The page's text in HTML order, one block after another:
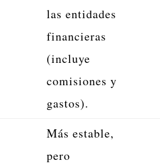
las entidades
financieras
(incluye
comisiones y
gastos).
Más estable,
pero